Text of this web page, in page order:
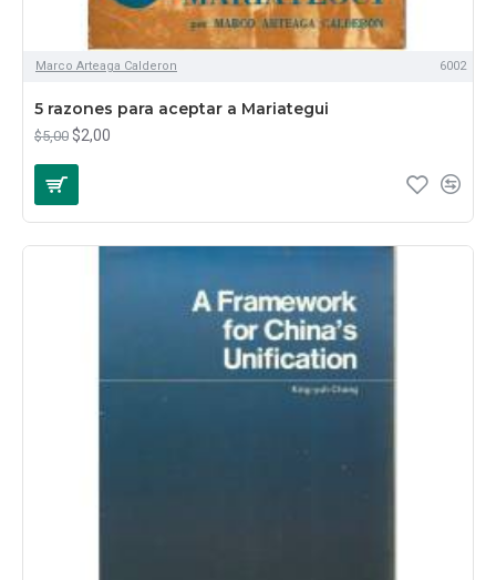
Marco Arteaga Calderon 6002
5 razones para aceptar a Mariategui
$5,00 $2,00